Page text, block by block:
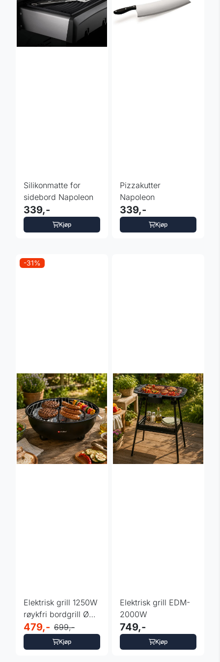
Silikonmatte for
sidebord Napoleon
339,-
Kjøp
Pizzakutter
Napoleon
339,-
Kjøp
-31%
Elektrisk grill 1250W
røykfri bordgrill Ø30
cm
479,- 699,-
Kjøp
Elektrisk grill EDM-
2000W
749,-
Kjøp